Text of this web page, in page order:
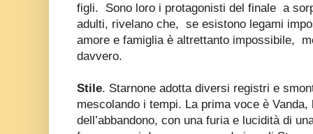
figli. Sono loro i protagonisti del finale a
adulti, rivelano che, se esistono legami
amore e famiglia è altrettanto impossibile,
davvero.
Stile. Starnone adotta diversi registri e
mescolando i tempi. La prima voce è
dell’abbandono, con una furia e lucidità di